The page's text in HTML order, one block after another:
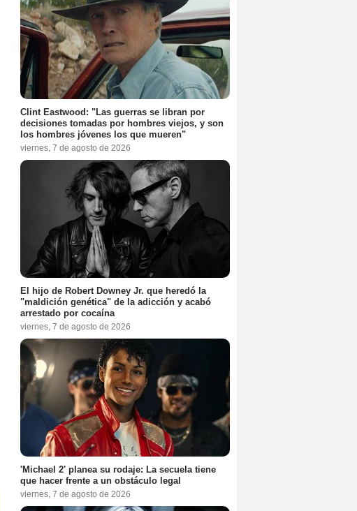
Clint Eastwood: "Las guerras se libran por
decisiones tomadas por hombres viejos, y son
los hombres jóvenes los que mueren"
viernes, 7 de agosto de 2026
El hijo de Robert Downey Jr. que heredó la
"maldición genética" de la adicción y acabó
arrestado por cocaína
viernes, 7 de agosto de 2026
'Michael 2' planea su rodaje: La secuela tiene
que hacer frente a un obstáculo legal
viernes, 7 de agosto de 2026